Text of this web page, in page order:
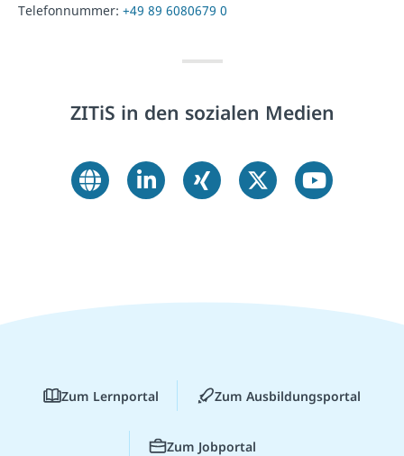
Telefonnummer: +49 89 6080679 0
ZITiS in den sozialen Medien
Zum Lernportal Zum Ausbildungsportal
Zum Jobportal